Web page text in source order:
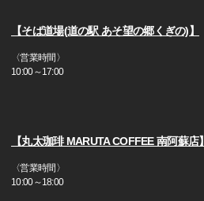
【そば道場(道の駅 あそ望の郷くぎの)】
〈営業時間〉
10:00～17:00
【丸太珈琲 MARUTA COFFEE 南阿蘇店】
〈営業時間〉
10:00～18:00